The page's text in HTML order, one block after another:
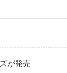
が発売